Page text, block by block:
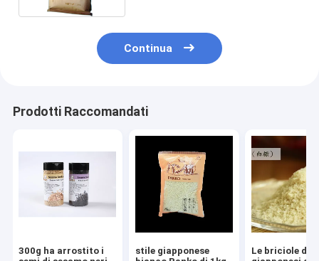
Continua
Prodotti Raccomandati
300g ha arrostito i
stile giapponese
Le briciole di